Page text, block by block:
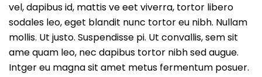
vel, dapibus id, mattis ve eet viverra, tortor libero
sodales leo, eget blandit nunc tortor eu nibh. Nullam
mollis. Ut justo. Suspendisse pi. Ut convallis, sem sit
ame quam leo, nec dapibus tortor nibh sed augue.
Intger eu magna sit amet metus fermentum posuer.